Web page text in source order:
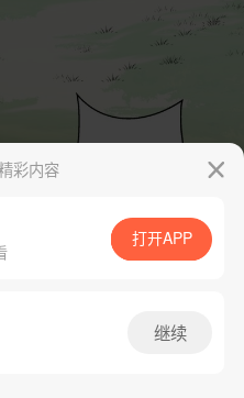
App免费看
彩内容
打开APP
继续